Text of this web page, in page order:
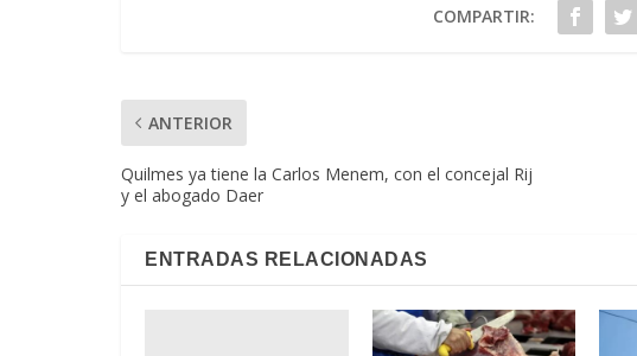
COMPARTIR:
ANTERIOR
Quilmes ya tiene la Carlos Menem, con el concejal Rij
y el abogado Daer
ENTRADAS RELACIONADAS